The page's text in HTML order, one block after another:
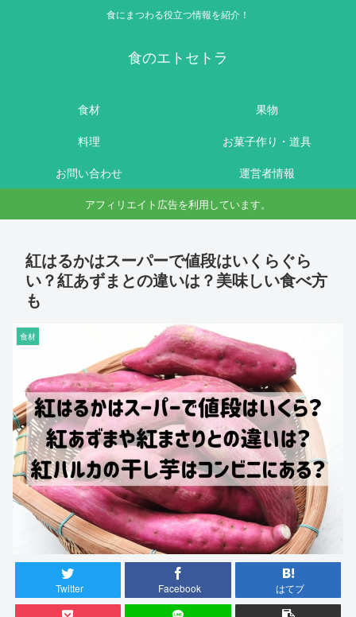
食にまつわる役立つ情報を紹介！
食のエトセトラ
食材
果物
料理
お菓子作り・道具
お問い合わせ
運営者情報
アフィリエイト広告を利用しています。
紅はるかはスーパーで値段はいくらぐら
い？紅あずまとの違いは？美味しい食べ方
も
食材
Twitter Facebook はてブ